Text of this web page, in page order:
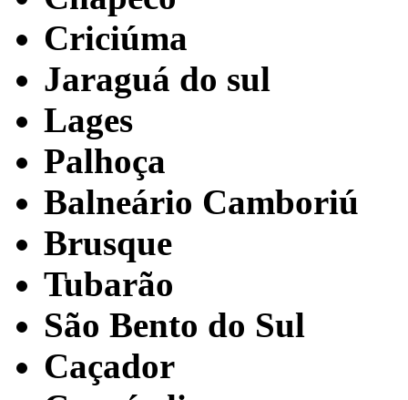
Criciúma
Jaraguá do sul
Lages
Palhoça
Balneário Camboriú
Brusque
Tubarão
São Bento do Sul
Caçador